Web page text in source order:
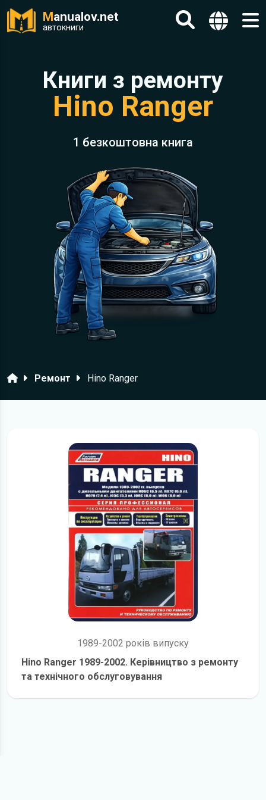
Manualov.net
автокниги
Книги з ремонту
Hino Ranger
1 безкоштовна книга
ГоловнаРемонт Hino Ranger
1989-2002 років випуску
Hino Ranger 1989-2002. Керівництво з ремонту
та технічного обслуговування